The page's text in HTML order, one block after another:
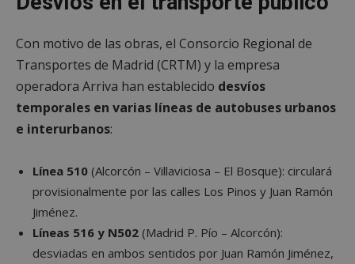
Con motivo de las obras, el Consorcio Regional de
Transportes de Madrid (CRTM) y la empresa
operadora Arriva han establecido desvíos
temporales en varias líneas de autobuses urbanos
e interurbanos:
Línea 510 (Alcorcón – Villaviciosa – El Bosque): circulará
provisionalmente por las calles Los Pinos y Juan Ramón
Jiménez.
Líneas 516 y N502 (Madrid P. Pío – Alcorcón):
desviadas en ambos sentidos por Juan Ramón Jiménez,